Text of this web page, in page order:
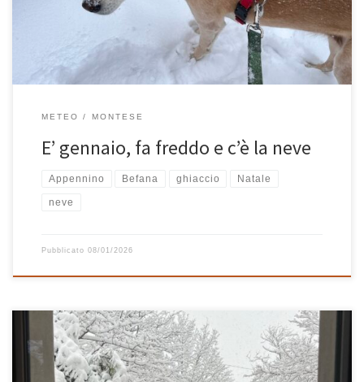
iniziava a dicembre e finiva […]
METEO MONTESE
E’ gennaio, fa freddo e c’è la neve
Appennino Befana ghiaccio Natale
neve
Pubblicato 08/01/2026
E’ quasi incredibile, con tempismo praticamente perfetto nel